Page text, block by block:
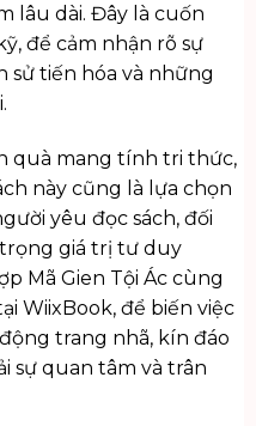
lâu dài. Đây là cuốn
để cảm nhận rõ sự
sử tiến hóa và những
quà mang tính tri thức,
này cũng là lựa chọn
yêu đọc sách, đối
giá trị tư duy
Mã Gien Tội Ác cùng
WiixBook, để biến việc
trang nhã, kín đáo
sự quan tâm và trân